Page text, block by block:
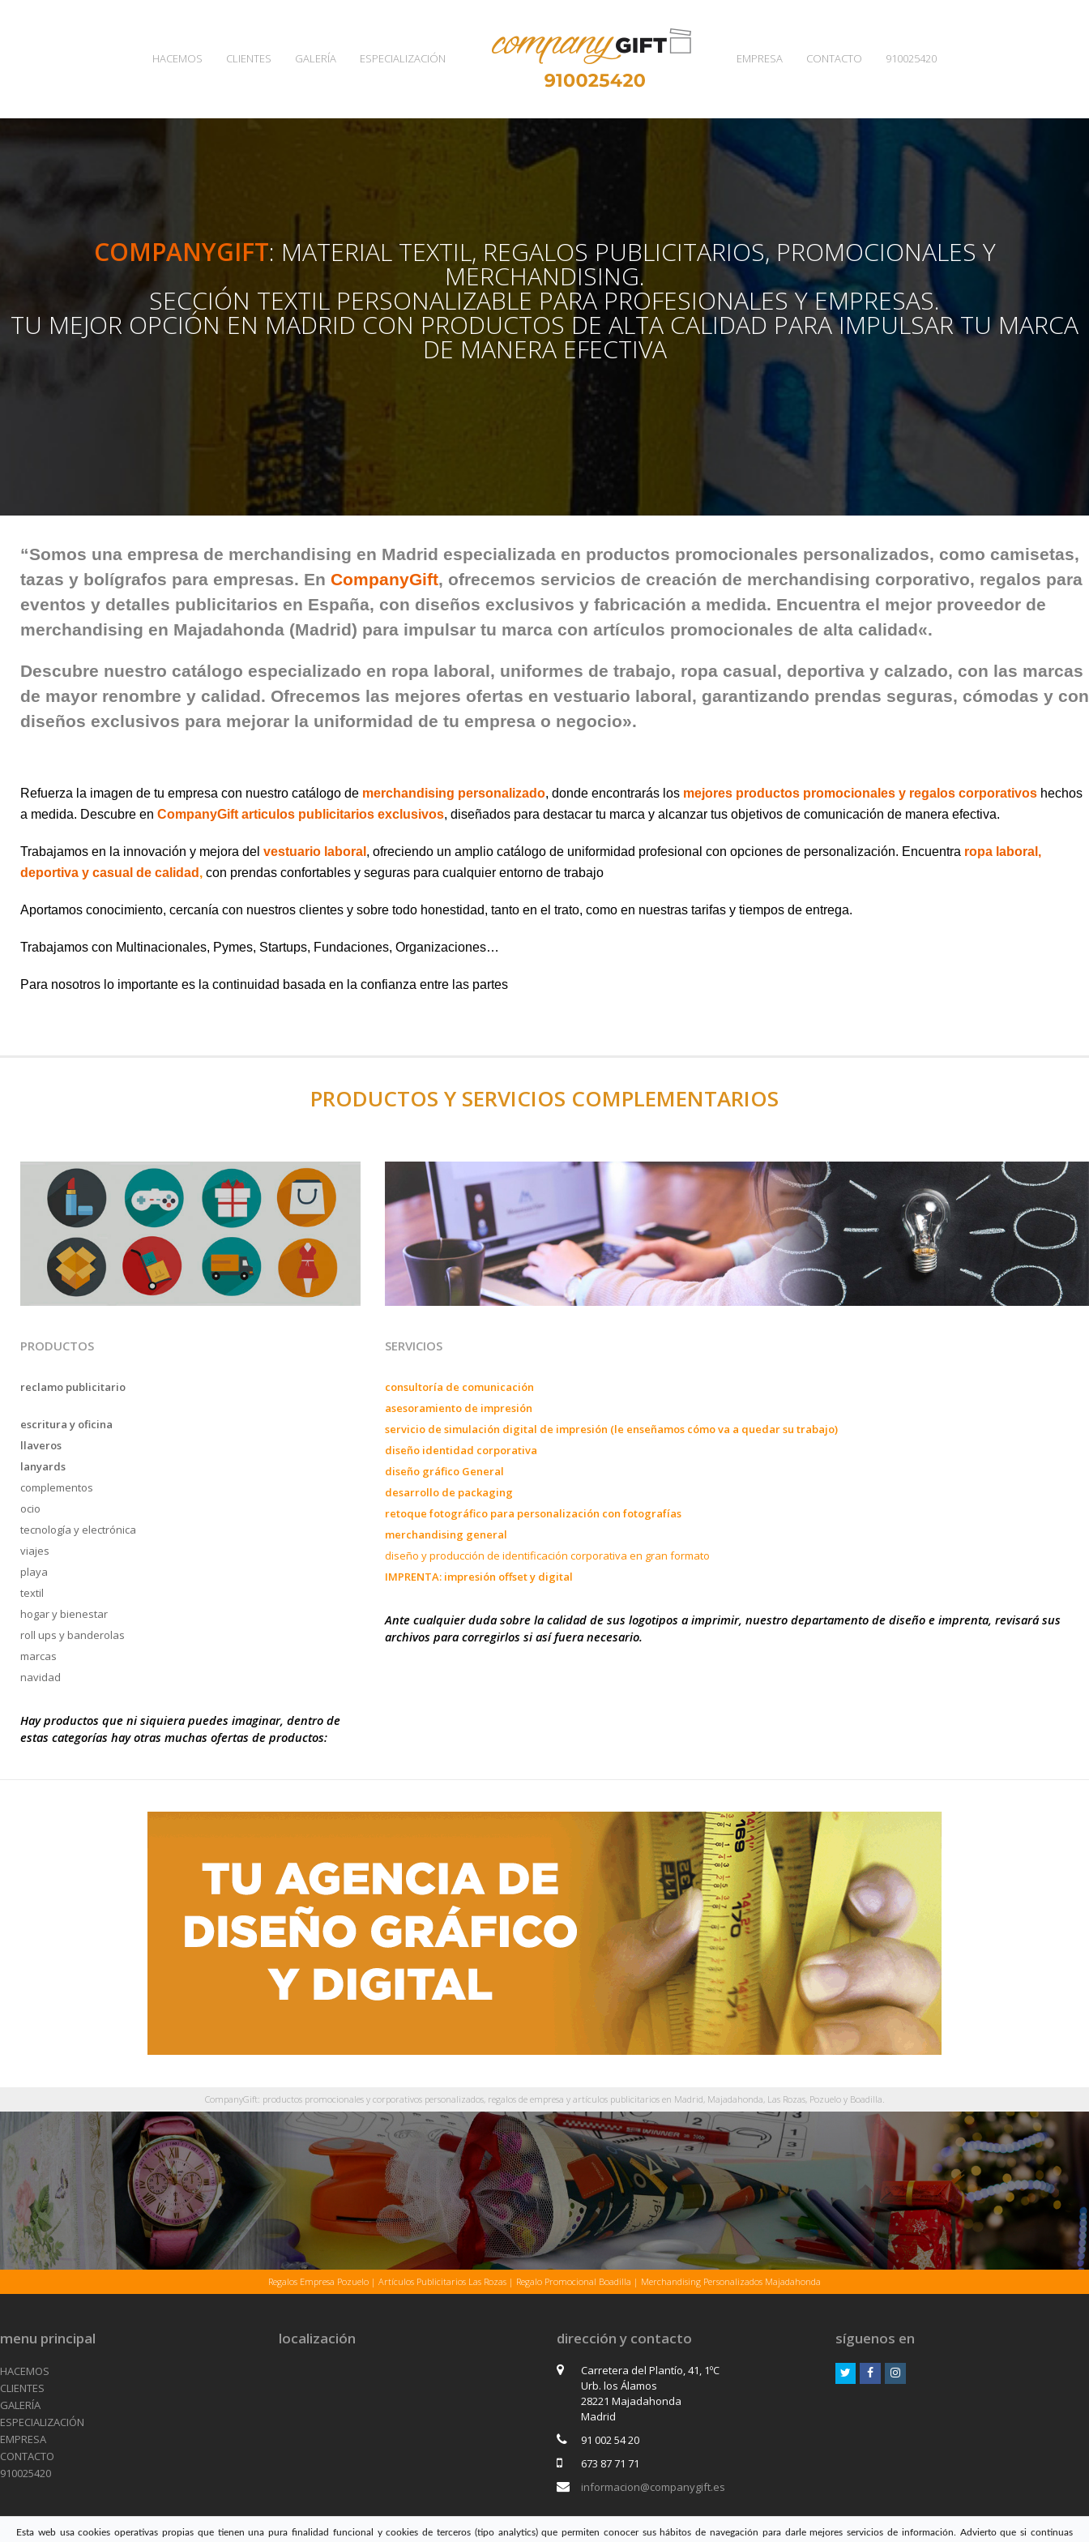
HACEMOS CLIENTES GALERÍA ESPECIALIZACIÓN EMPRESA CONTACTO 910025420
COMPANYGIFT: MATERIAL TEXTIL, REGALOS PUBLICITARIOS, PROMOCIONALES Y
MERCHANDISING.
SECCIÓN TEXTIL PERSONALIZABLE PARA PROFESIONALES Y EMPRESAS.
TU MEJOR OPCIÓN EN MADRID CON PRODUCTOS DE ALTA CALIDAD PARA IMPULSAR TU MARCA
DE MANERA EFECTIVA
“Somos una empresa de merchandising en Madrid especializada en productos promocionales personalizados, como camisetas,
tazas y bolígrafos para empresas. En CompanyGift, ofrecemos servicios de creación de merchandising corporativo, regalos para
eventos y detalles publicitarios en España, con diseños exclusivos y fabricación a medida. Encuentra el mejor proveedor de
merchandising en Majadahonda (Madrid) para impulsar tu marca con artículos promocionales de alta calidad«.
Descubre nuestro catálogo especializado en ropa laboral, uniformes de trabajo, ropa casual, deportiva y calzado, con las marcas
de mayor renombre y calidad. Ofrecemos las mejores ofertas en vestuario laboral, garantizando prendas seguras, cómodas y con
diseños exclusivos para mejorar la uniformidad de tu empresa o negocio».
Refuerza la imagen de tu empresa con nuestro catálogo de merchandising personalizado, donde encontrarás los mejores productos promocionales y regalos corporativos hechos
a medida. Descubre en CompanyGift articulos publicitarios exclusivos, diseñados para destacar tu marca y alcanzar tus objetivos de comunicación de manera efectiva.
Trabajamos en la innovación y mejora del vestuario laboral , ofreciendo un amplio catálogo de uniformidad profesional con opciones de personalización. Encuentra ropa laboral,
deportiva y casual de calidad , con prendas confortables y seguras para cualquier entorno de trabajo
Aportamos conocimiento, cercanía con nuestros clientes y sobre todo honestidad, tanto en el trato, como en nuestras tarifas y tiempos de entrega.
Trabajamos con Multinacionales, Pymes, Startups, Fundaciones, Organizaciones…
Para nosotros lo importante es la continuidad basada en la confianza entre las partes
PRODUCTOS Y SERVICIOS COMPLEMENTARIOS
PRODUCTOS
reclamo publicitario
escritura y oficina
llaveros
lanyards
complementos
ocio
tecnología y electrónica
viajes
playa
textil
hogar y bienestar
roll ups y banderolas
marcas
navidad
Hay productos que ni siquiera puedes imaginar, dentro de
estas categorías hay otras muchas ofertas de productos:
SERVICIOS
consultoría de comunicación
asesoramiento de impresión
servicio de simulación digital de impresión (le enseñamos cómo va a quedar su trabajo)
diseño identidad corporativa
diseño gráfico General
desarrollo de packaging
retoque fotográfico para personalización con fotografías
merchandising general
diseño y producción de identificación corporativa en gran formato
IMPRENTA: impresión offset y digital
Ante cualquier duda sobre la calidad de sus logotipos a imprimir, nuestro departamento de diseño e imprenta, revisará sus
archivos para corregirlos si así fuera necesario.
CompanyGift: productos promocionales y corporativos personalizados, regalos de empresa y artículos publicitarios en Madrid, Majadahonda, Las Rozas, Pozuelo y Boadilla.
Regalos Empresa Pozuelo | Artículos Publicitarios Las Rozas | Regalo Promocional Boadilla | Merchandising Personalizados Majadahonda
menu principal
HACEMOS
CLIENTES
GALERÍA
ESPECIALIZACIÓN
EMPRESA
CONTACTO
910025420
localización dirección y contacto
Carretera del Plantío, 41, 1ºC
Urb. los Álamos
28221 Majadahonda
Madrid
91 002 54 20
673 87 71 71
informacion@companygift.es
síguenos en
TwitterFacebookInstagram
Esta web usa cookies operativas propias que tienen una pura finalidad funcional y cookies de terceros (tipo analytics) que permiten conocer sus hábitos de navegación para darle mejores servicios de información. Advierto que si continuas